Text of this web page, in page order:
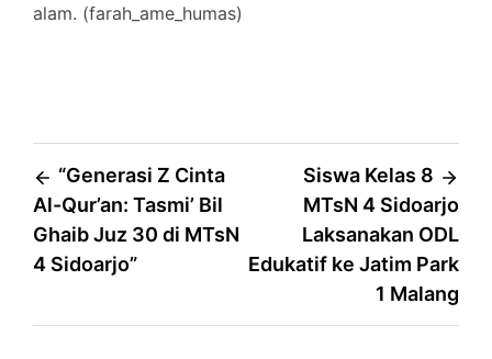
alam. (farah_ame_humas)
Post
navigation
“Generasi Z Cinta
Al-Qur’an: Tasmi’ Bil
Ghaib Juz 30 di MTsN
4 Sidoarjo”
Siswa Kelas 8
MTsN 4 Sidoarjo
Laksanakan ODL
Edukatif ke Jatim Park
1 Malang